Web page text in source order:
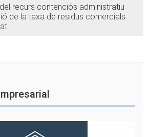
recurs contenciós administratiu
de la taxa de residus comercials